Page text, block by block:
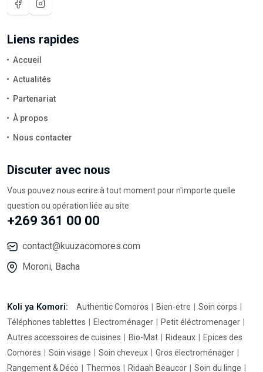
Liens rapides
Accueil
Actualités
Partenariat
À propos
Nous contacter
Discuter avec nous
Vous pouvez nous ecrire à tout moment pour n'importe quelle
question ou opération liée au site
+269 361 00 00
contact@kuuzacomores.com
Moroni, Bacha
Koli ya Komori: Authentic Comoros Bien-etre
Soin corps
Téléphones tablettes
Electroménager
Petit éléctromenager
Autres accessoires de cuisines
Bio-Mat Rideaux
Epices des
Comores
Soin visage Soin cheveux
Gros électroménager
Rangement & Déco
Thermos Ridaah Beaucor Soin du linge